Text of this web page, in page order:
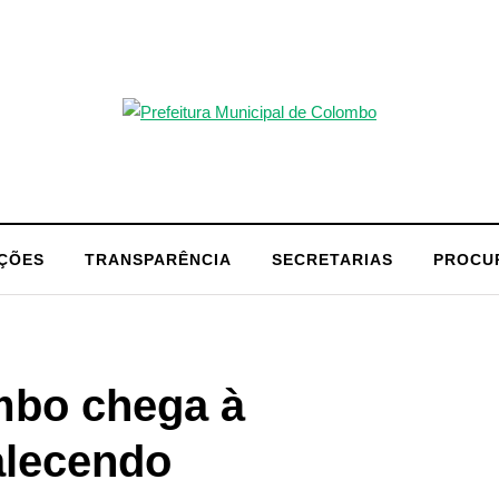
TRANSPARÊNCIA SECRETARIAS
chega à